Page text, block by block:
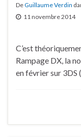
DeGuillaume Verdin
11 novembre 2014
C’est
Rampage DX, la
en février sur 3DS